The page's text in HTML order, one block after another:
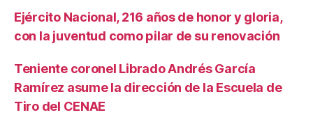
Ejército Nacional, 216 años de honor y gloria,
con la juventud como pilar de su renovación
Teniente coronel Librado Andrés García
Ramírez asume la dirección de la Escuela de
Tiro del CENAE